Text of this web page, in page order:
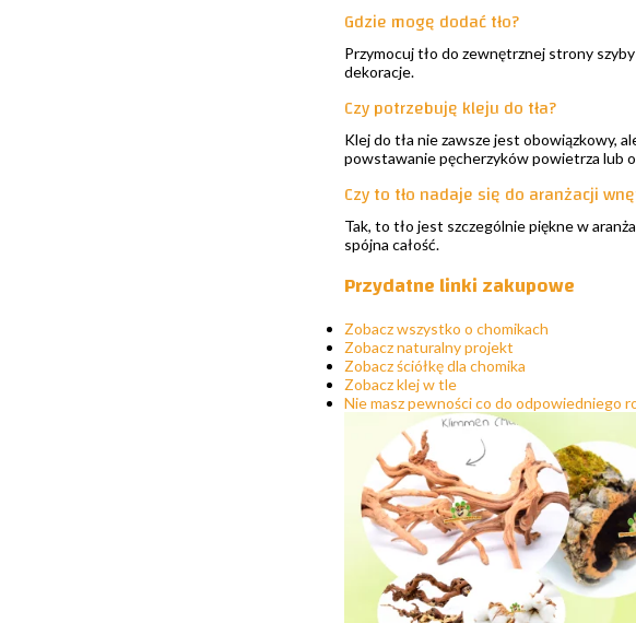
Gdzie mogę dodać tło?
Przymocuj tło do zewnętrznej strony
dekoracje.
Czy potrzebuję kleju do tła?
Klej do tła nie zawsze jest obowiązkowy,
powstawanie pęcherzyków powietrza lub
Czy to tło nadaje się do aranżacji
Tak, to tło jest szczególnie piękne w
spójna całość.
Przydatne linki zakupowe
Zobacz wszystko o chomikach
Zobacz naturalny projekt
Zobacz ściółkę dla chomika
Zobacz klej w tle
Nie masz pewności co do odpowiedniego